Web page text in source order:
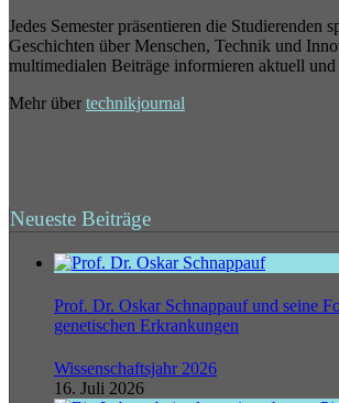
Jedes Semester präsentieren die Studierenden
Geschichten über Menschen, Technik und
multimedialen Beiträge informieren aktuell und
Mehr über technikjournal
Neueste Beiträge
Prof. Dr. Oskar Schnappauf und seine
genetischen Erkrankungen
Wissenschaftsjahr 2026
16. Juli 2026